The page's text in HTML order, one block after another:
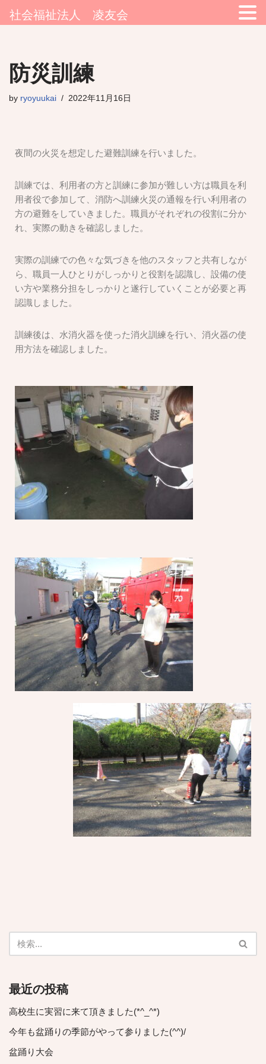
ン
テ
ン
キ
プ
防災訓練
by ryoyuukai 2022年11月16日
夜間の火災を想定した避難訓練を行いました。
訓練では、利用者の方と訓練に参加が難しい方は職員を利
用者役で参加して、消防へ訓練火災の通報を行い利用者の
方の避難をしていきました。職員がそれぞれの役割に分か
れ、実際の動きを確認しました。
実際の訓練での色々な気づきを他のスタッフと共有しなが
ら、職員一人ひとりがしっかりと役割を認識し、設備の使
い方や業務分担をしっかりと遂行していくことが必要と再
認識しました。
訓練後は、水消火器を使った消火訓練を行い、消火器の使
用方法を確認しました。
最近の投稿
高校生に実習に来て頂きました(*^_^*)
今年も盆踊りの季節がやって参りました(^^)/
盆踊り大会
社会福祉法人 凌友会